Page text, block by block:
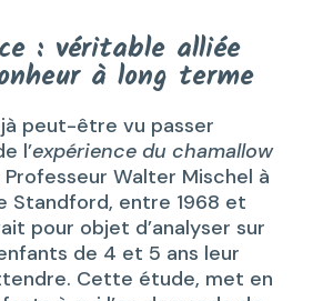
: véritable alliée
à long terme
peut-être vu passer
l’expérience du chamallow
Walter Mischel à
Standford, entre 1968 et
pour objet d’analyser sur
de 4 et 5 ans leur
Cette étude, met en